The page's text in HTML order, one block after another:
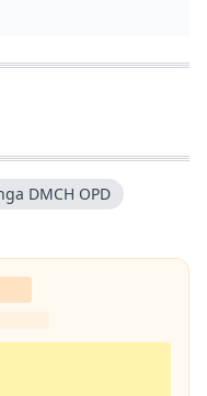
DMCH OPD